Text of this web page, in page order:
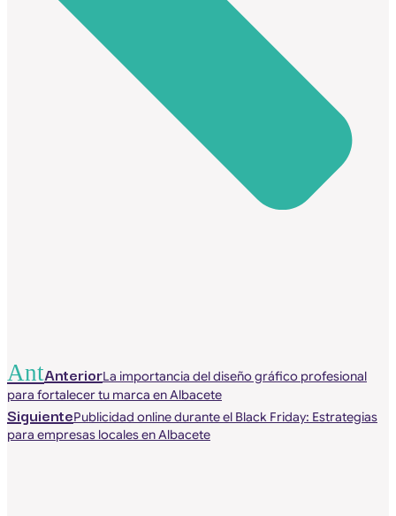
AntAnteriorLa importancia del diseño gráfico profesional
para fortalecer tu marca en Albacete
SiguientePublicidad online durante el Black Friday: Estrategias
para empresas locales en Albacete